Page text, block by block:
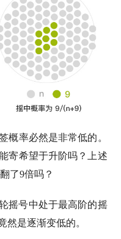
概率必然是非常低的。
寄希望于升阶吗？上述
了9倍吗？
摇号中处于最高阶的摇
然是逐渐变低的。